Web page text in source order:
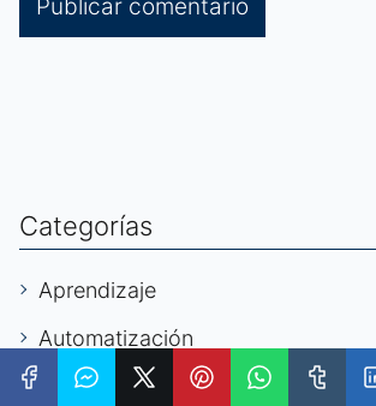
Categorías
Aprendizaje
Automatización
Autónomos